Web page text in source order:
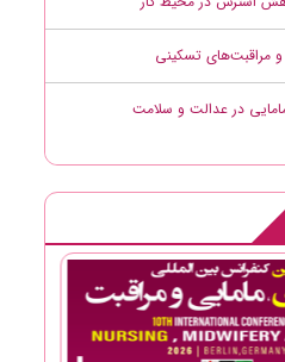
مراقبت‌های تسکینی
در عدالت و سلامت